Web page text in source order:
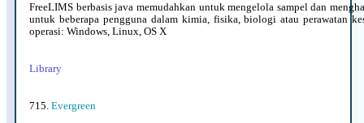
FreeLIMS berbasis java memudahkan untuk mengelola sampel dan
untuk beberapa pengguna dalam kimia, fisika, biologi atau perawatan
operasi: Windows, Linux, OS X
Library
715. Evergreen